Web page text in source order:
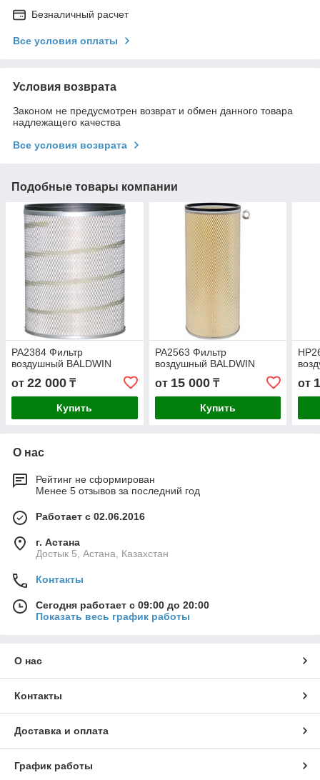
Безналичный расчет
Все условия оплаты
Условия возврата
Законом не предусмотрен возврат и обмен данного товара
надлежащего качества
Все условия возврата
Подобные товары компании
PA2384 Фильтр
воздушный BALDWIN
от 22 000 ₸
Купить
PA2563 Фильтр
воздушный BALDWIN
от 15 000₸
Купить
от
О нас
Рейтинг не сформирован
Менее 5 отзывов за последний год
Работает с 02.06.2016
г. Астана
Достык 5, Астана, Казахстан
Контакты
Сегодня работает с 09:00 до 20:00
Показать весь график работы
О нас
Контакты
Доставка и оплата
График работы